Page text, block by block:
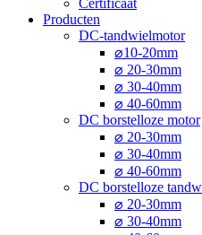
Certificaat
Producten
DC-tandwielmotor
⌀10-20mm
⌀ 20-30mm
⌀ 30-40mm
⌀ 40-60mm
DC borstelloze motor
⌀ 20-30mm
⌀ 30-40mm
⌀ 40-60mm
DC borstelloze
⌀ 20-30mm
⌀ 30-40mm